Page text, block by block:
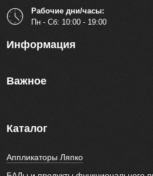
Рабочие дни/часы:
Пн - Cб: 10:00 - 19:00
Информация
Важное
Каталог
Аппликаторы Ляпко